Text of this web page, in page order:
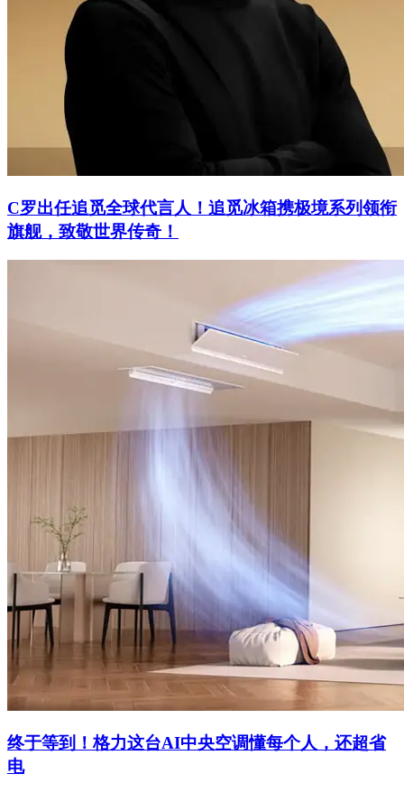
C罗出任追觅全球代言人！追觅冰箱携极境系列领衔
旗舰，致敬世界传奇！
终于等到！格力这台AI中央空调懂每个人，还超省
电